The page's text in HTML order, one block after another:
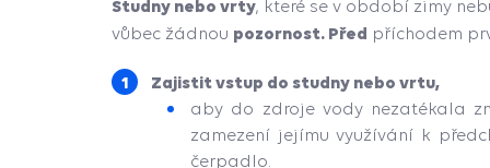
Studny nebo vrty, které se v období zimy
vůbec žádnou pozornost. Před příchodem
Zajistit vstup do studny nebo vrtu,
aby do zdroje vody nezatékala
zamezení jejímu využívání k
čerpadlo.